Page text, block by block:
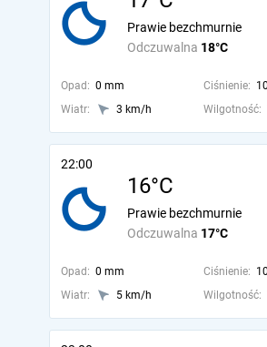
Odczuwalna 18°C
Prawie bezchmurnie
Opad: 0 mm Ciśnienie:
Wiatr:
3 km/h Wilgotność:
22:00
16°C
Odczuwalna 17°C
Prawie bezchmurnie
Opad: 0 mm Ciśnienie:
Wiatr:
5 km/h Wilgotność: